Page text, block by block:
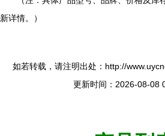
新详情。）
如若转载，请注明出处：http://
更新时间：2026-08-08